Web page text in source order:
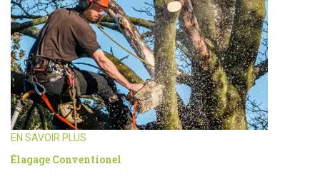
EN SAVOIR PLUS
Élagage Conventionel